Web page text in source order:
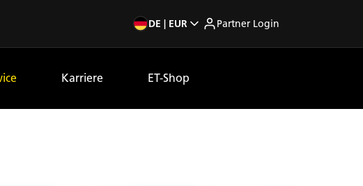
DE | EUR Partner Login
Karriere ET-Shop